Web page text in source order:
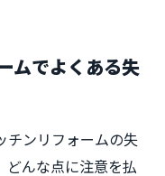
ムでよくある失
チンリフォームの失
どんな点に注意を払